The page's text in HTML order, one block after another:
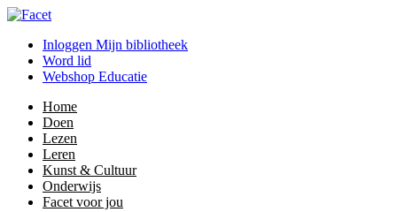
Inloggen Mijn bibliotheek
Word lid
Webshop Educatie
Home
Doen
Lezen
Leren
Kunst & Cultuur
Onderwijs
Facet voor jou